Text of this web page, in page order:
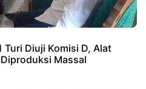
Turi Diuji Komisi D, Alat
Massal